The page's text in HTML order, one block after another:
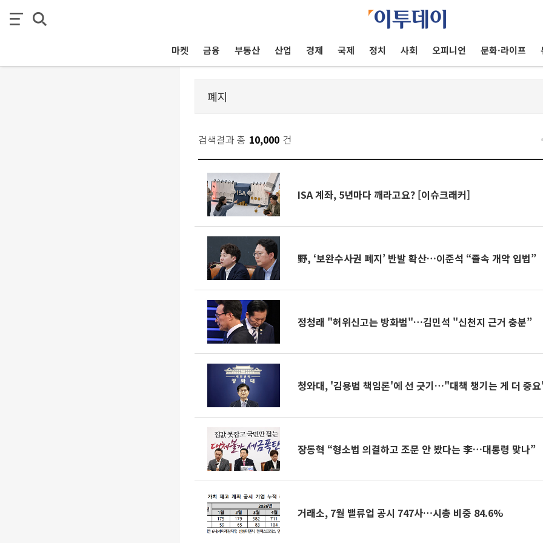
마켓 금융 부동산 산업 경제 국제 정치 사회 오피니언 문화·라이프
검색결과 총 10,000 건
ISA 계좌, 5년마다 깨라고요? [이슈크래커]
野, ‘보완수사권 폐지’ 반발 확산…이준석 “졸속 개악 입법”
정청래 "허위신고는 방화범"…김민석 "신천지 근거 충분”
청와대, '김용범 책임론'에 선 긋기…"대책 챙기는 게 더 중
장동혁 “형소법 의결하고 조문 안 봤다는 李…대통령 맞나”
거래소, 7월 밸류업 공시 747사…시총 비중 84.6%